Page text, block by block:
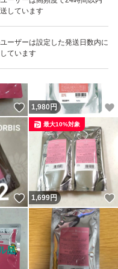
しています
ーザーは設定した発送日数内に
ています
いいね！
1,100
いいね！
1,980円
いいね！
1,699円
最大10%対象